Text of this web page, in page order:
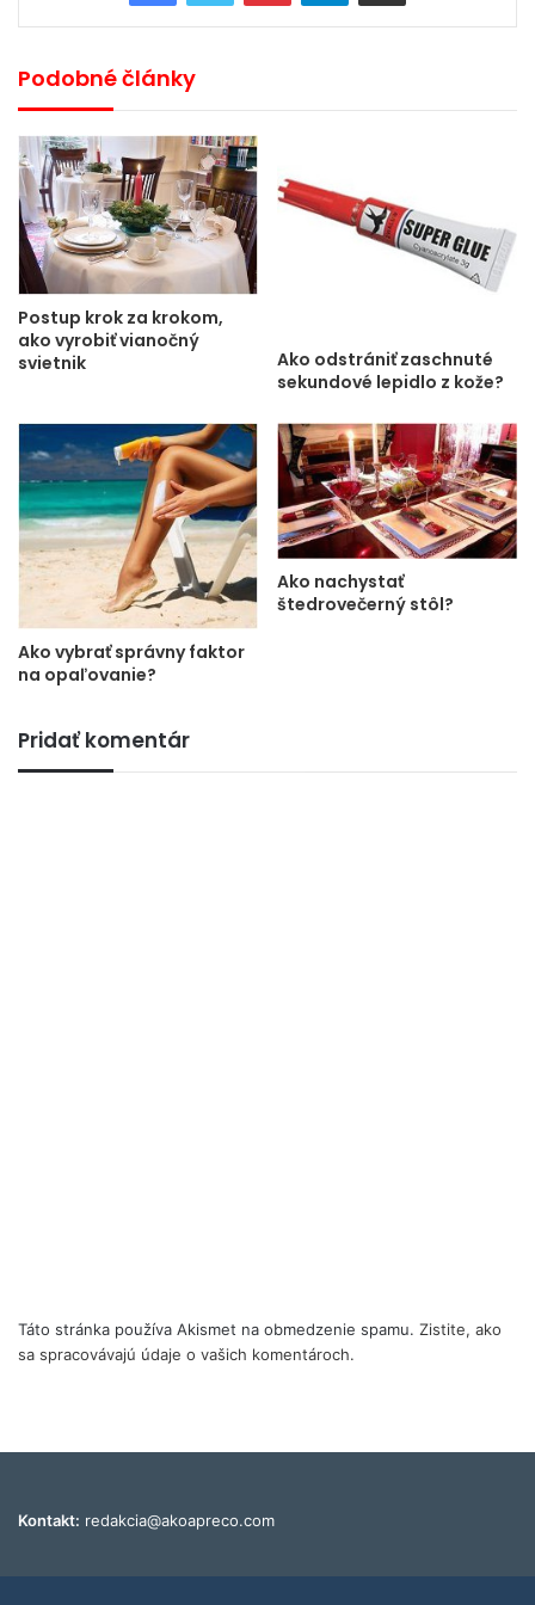
Podobné články
Postup krok za krokom,
ako vyrobiť vianočný
svietnik
Ako odstrániť zaschnuté
sekundové lepidlo z kože?
Ako vybrať správny faktor
na opaľovanie?
Ako nachystať
štedrovečerný stôl?
Pridať komentár
Táto stránka používa Akismet na obmedzenie spamu. Zistite, ako
sa spracovávajú údaje o vašich komentároch.
Kontakt: redakcia@akoapreco.com